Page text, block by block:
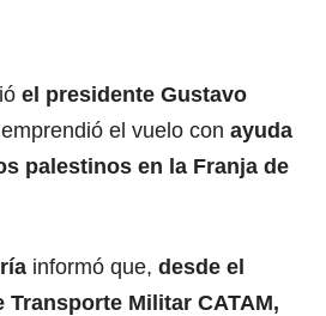
el presidente Gustavo
el vuelo con ayuda
palestinos en la Franja de
informó que, desde el
Transporte Militar CATAM,